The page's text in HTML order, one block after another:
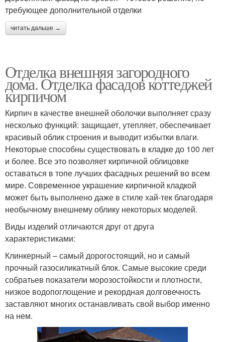
требующее дополнительной отделки
читать дальше →
Отделка внешняя загородного
дома. Отделка фасадов коттеджей
кирпичом
Кирпич в качестве внешней оболочки выполняет сразу
несколько функций: защищает, утепляет, обеспечивает
красивый облик строения и выводит избытки влаги.
Некоторые способны существовать в кладке до 100 лет
и более. Все это позволяет кирпичной облицовке
оставаться в топе лучших фасадных решений во всем
мире. Современное украшение кирпичной кладкой
может быть выполнено даже в стиле хай-тек благодаря
необычному внешнему облику некоторых моделей.
Виды изделий отличаются друг от друга
характеристиками:
Клинкерный – самый дорогостоящий, но и самый
прочный газосиликатный блок. Самые высокие среди
собратьев показатели морозостойкости и плотности,
низкое водопоглощение и рекордная долговечность
заставляют многих останавливать свой выбор именно
на нем.